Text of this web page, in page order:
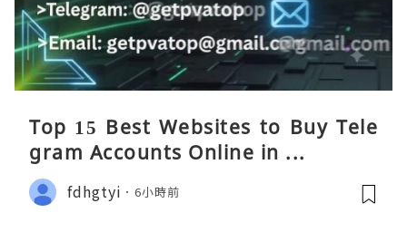
Top 15 Best Websites to Buy Tele
gram Accounts Online in ...
fdhgtyi 6小時前